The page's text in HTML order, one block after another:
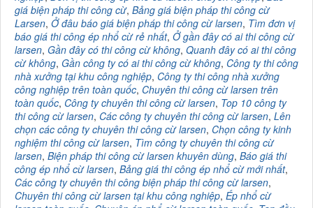
giá biện pháp thi công cừ, Bảng giá biện pháp thi công cừ
Larsen, Ở đâu báo giá biện pháp thi công cừ larsen, Tìm đơn vị
báo giá thi công ép nhổ cừ rẻ nhất, Ở gần đây có ai thi công cừ
larsen, Gần đây có thi công cừ không, Quanh đây có ai thi công
cừ không, Gần công ty có ai thi công cừ không, Công ty thi công
nhà xưởng tại khu công nghiệp, Công ty thi công nhà xưởng
công nghiệp trên toàn quốc, Chuyên thi công cừ larsen trên
toàn quốc, Công ty chuyên thi công cừ larsen, Top 10 công ty
thi công cừ larsen, Các công ty chuyên thi công cừ larsen, Lên
chọn các công ty chuyên thi công cừ larsen, Chọn công ty kinh
nghiệm thi công cừ larsen, Tìm công ty chuyên thi công cừ
larsen, Biện pháp thi công cừ larsen khuyên dùng, Báo giá thi
công ép nhổ cừ larsen, Bảng giá thi công ép nhổ cừ mới nhất,
Các công ty chuyên thi công biện pháp thi công cừ larsen,
Chuyên thi công cừ larsen tại khu công nghiệp, Ép nhổ cừ